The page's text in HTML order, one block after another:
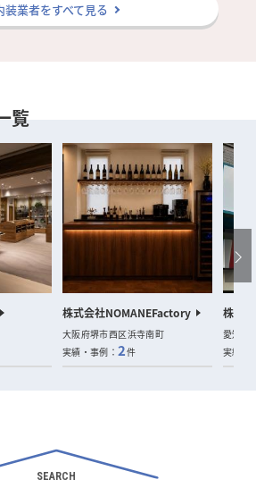
装業者をすべて見る
覧
株式会社NOMANEFactory
大阪府堺市西区浜寺南町
実績・事例：2件
株式
愛知県
実績・
SEARCH